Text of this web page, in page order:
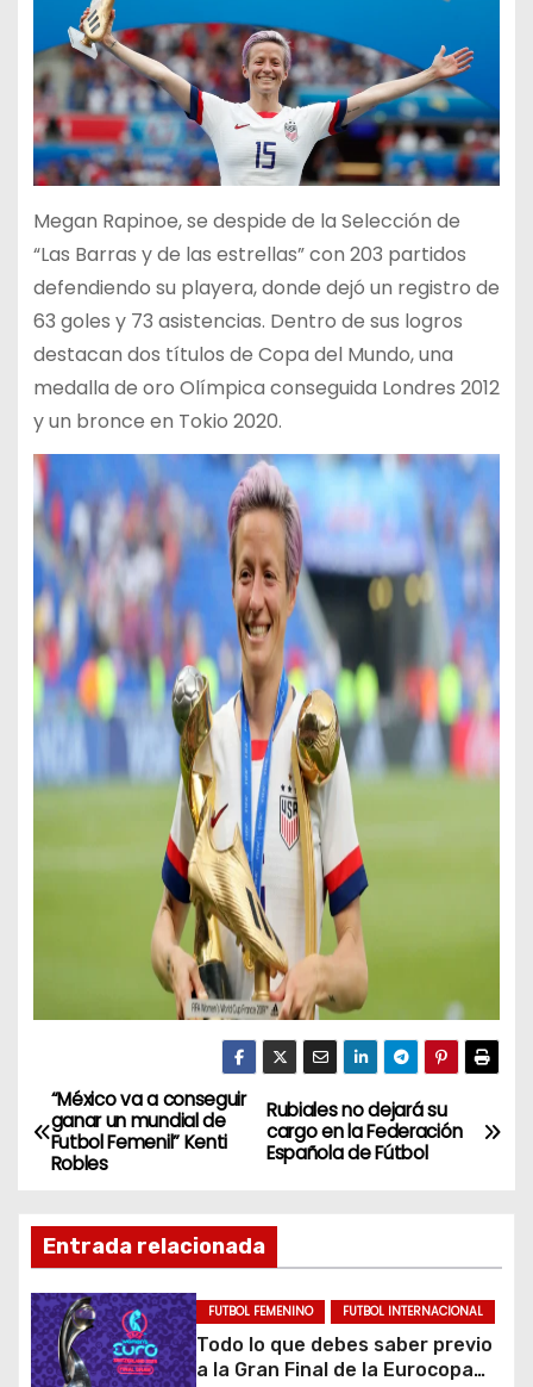
Megan Rapinoe, se despide de la Selección de
“Las Barras y de las estrellas” con 203 partidos
defendiendo su playera, donde dejó un registro de
63 goles y 73 asistencias. Dentro de sus logros
destacan dos títulos de Copa del Mundo, una
medalla de oro Olímpica conseguida Londres 2012
y un bronce en Tokio 2020.
N
a
e
g
a
Rubiales no dejará su
cargo en la Federación
Española de Fútbol
“México va a conseguir
ganar un mundial de
Futbol Femenil” Kenti
Robles
Entrada relacionada
FUTBOL FEMENINO FUTBOL INTERNACIONAL
Todo lo que debes saber previo
a la Gran Final de la Eurocopa